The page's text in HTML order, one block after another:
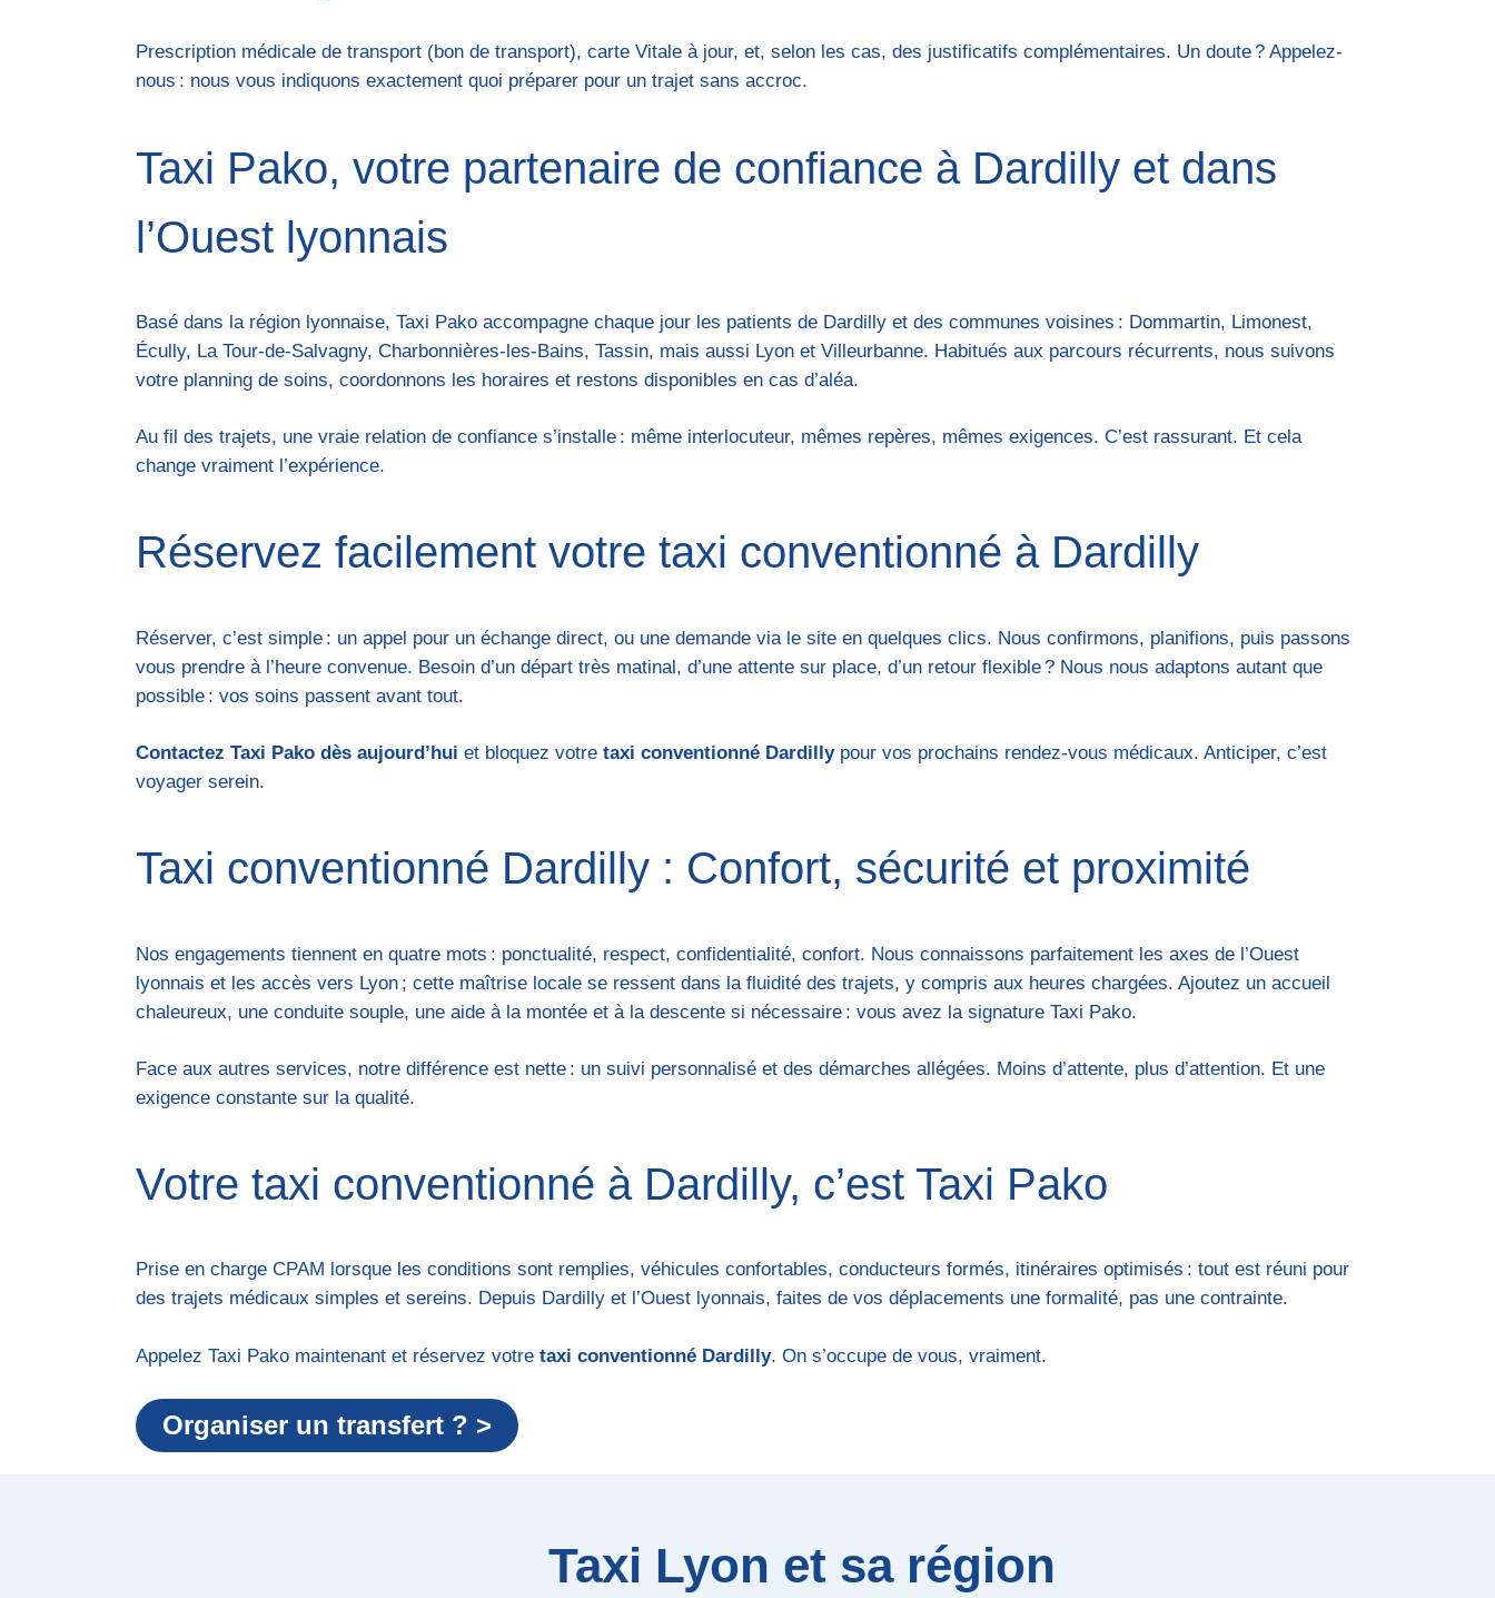
Prescription médicale de transport (bon de transport), carte Vitale à jour, et, selon les cas, des justificatifs complémentaires. Un doute ? Appelez-
nous : nous vous indiquons exactement quoi préparer pour un trajet sans accroc.
Taxi Pako, votre partenaire de confiance à Dardilly et dans
l’Ouest lyonnais
Basé dans la région lyonnaise, Taxi Pako accompagne chaque jour les patients de Dardilly et des communes voisines : Dommartin, Limonest,
Écully, La Tour-de-Salvagny, Charbonnières-les-Bains, Tassin, mais aussi Lyon et Villeurbanne. Habitués aux parcours récurrents, nous suivons
votre planning de soins, coordonnons les horaires et restons disponibles en cas d’aléa.
Au fil des trajets, une vraie relation de confiance s’installe : même interlocuteur, mêmes repères, mêmes exigences. C’est rassurant. Et cela
change vraiment l’expérience.
Réservez facilement votre taxi conventionné à Dardilly
Réserver, c’est simple : un appel pour un échange direct, ou une demande via le site en quelques clics. Nous confirmons, planifions, puis passons
vous prendre à l’heure convenue. Besoin d’un départ très matinal, d’une attente sur place, d’un retour flexible ? Nous nous adaptons autant que
possible : vos soins passent avant tout.
Contactez Taxi Pako dès aujourd’hui et bloquez votre taxi conventionné Dardillypour vos prochains rendez-vous médicaux. Anticiper, c’est
voyager serein.
Taxi conventionné Dardilly : Confort, sécurité et proximité
Nos engagements tiennent en quatre mots : ponctualité, respect, confidentialité, confort. Nous connaissons parfaitement les axes de l’Ouest
lyonnais et les accès vers Lyon ; cette maîtrise locale se ressent dans la fluidité des trajets, y compris aux heures chargées. Ajoutez un accueil
chaleureux, une conduite souple, une aide à la montée et à la descente si nécessaire : vous avez la signature Taxi Pako.
Face aux autres services, notre différence est nette : un suivi personnalisé et des démarches allégées. Moins d’attente, plus d’attention. Et une
exigence constante sur la qualité.
Votre taxi conventionné à Dardilly, c’est Taxi Pako
Prise en charge CPAM lorsque les conditions sont remplies, véhicules confortables, conducteurs formés, itinéraires optimisés : tout est réuni pour
des trajets médicaux simples et sereins. Depuis Dardilly et l’Ouest lyonnais, faites de vos déplacements une formalité, pas une contrainte.
Appelez Taxi Pako maintenant et réservez votre taxi conventionné Dardilly. On s’occupe de vous, vraiment.
Organiser un transfert ? >
Taxi Lyon et sa région